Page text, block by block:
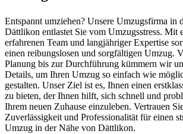
Entspannt umziehen? Unsere Umzugsfirma in
Dättlikon entlastet Sie vom Umzugsstress. Mit
erfahrenen Team und langjähriger Expertise
einen reibungslosen und sorgfältigen Umzug.
Planung bis zur Durchführung kümmern wir
Details, um Ihren Umzug so einfach wie
gestalten. Unser Ziel ist es, Ihnen einen
zu bieten, der Ihnen hilft, sich schnell und
Ihrem neuen Zuhause einzuleben. Vertrauen
Zuverlässigkeit und Professionalität für einen
Umzug in der Nähe von Dättlikon.